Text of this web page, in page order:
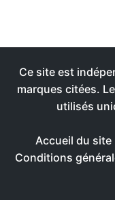
Ce site est
marques citées.
utilisés
Accueil du site
Conditions